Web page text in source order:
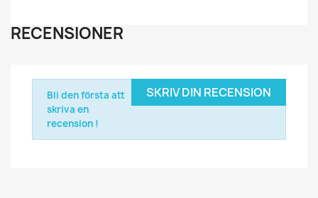
RECENSIONER
SKRIV DIN RECENSION
Bli den första att
skriva en
recension !